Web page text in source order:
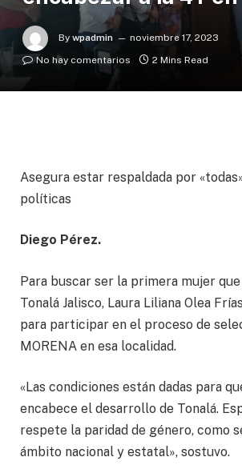
By wpadmin
noviembre 17, 2023
No hay comentarios
2 Mins Read
Asegura estar respaldada por
políticas
Diego Pérez.
Para buscar ser la primera mujer
Tonalá Jalisco, Laura Liliana Olea
para participar en el proceso de
MORENA en esa localidad.
«Las condiciones están dadas para
encabece el desarrollo de Tonalá.
respete la paridad de género, como
ámbito nacional y estatal», sostuvo.